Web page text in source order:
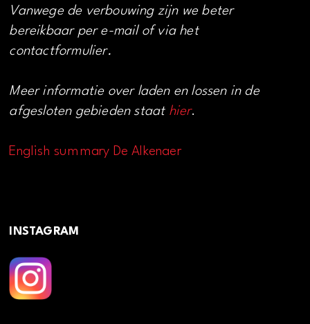
Vanwege de verbouwing zijn we beter
bereikbaar per e-mail of via het
contactformulier.
Meer informatie over laden en lossen in de
afgesloten gebieden staat hier.
English summary De Alkenaer
INSTAGRAM